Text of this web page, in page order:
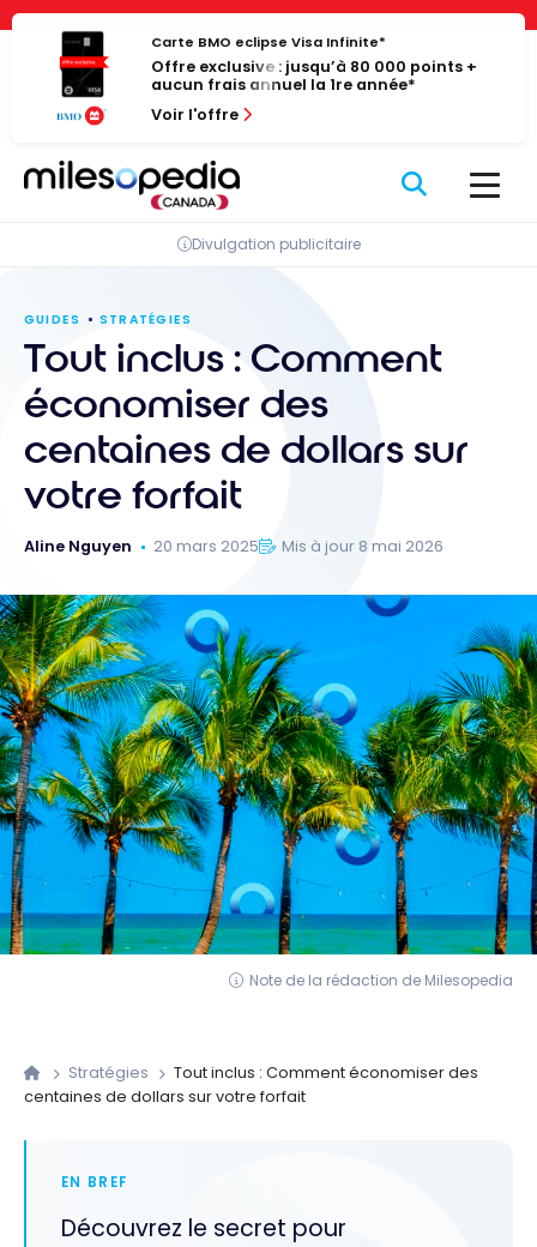
Panneau de gestion des cookies
Passer
contenu
Carte BMO eclipse Visa Infinite*
Offre exclusive : jusqu’à 80 000 points +
aucun frais annuel la 1re année*
Voir l'offre
Divulgation publicitaire
GUIDES STRATÉGIES
Tout inclus : Comment
économiser des
centaines de dollars sur
votre forfait
Aline Nguyen 20 mars 2025 Mis à jour 8 mai 2026
Note de la rédaction de Milesopedia
Stratégies
Tout inclus : Comment économiser des
centaines de dollars sur votre forfait
EN BREF
Découvrez le secret pour